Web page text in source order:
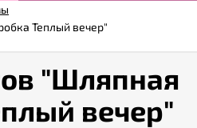
Теплый вечер"
"Шляпная
вечер"